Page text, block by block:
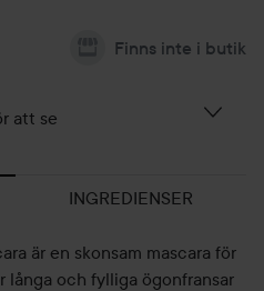
Finns inte i butik
att se
INGREDIENSER
är en skonsam mascara för
långa och fylliga ögonfransar